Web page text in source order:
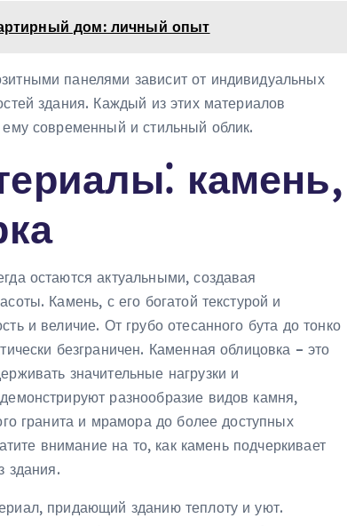
дом: личный опыт
панелями зависит от индивидуальных
здания. Каждый из этих материалов
современный и стильный облик.
камень,
остаются актуальными, создавая
Камень, с его богатой текстурой и
и величие. От грубо отесанного бута до тонко
безграничен. Каменная облицовка – это
значительные нагрузки и
разнообразие видов камня,
гранита и мрамора до более доступных
внимание на то, как камень подчеркивает
здания.
придающий зданию теплоту и уют.